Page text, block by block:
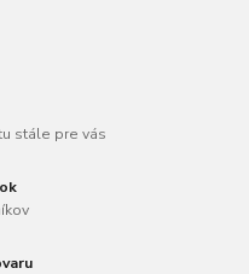
stále pre vás